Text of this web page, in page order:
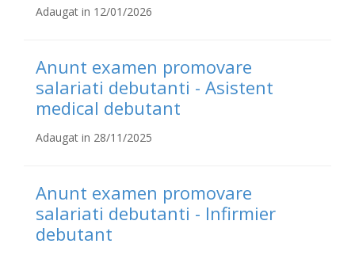
Adaugat in 12/01/2026
Anunt examen promovare
salariati debutanti - Asistent
medical debutant
Adaugat in 28/11/2025
Anunt examen promovare
salariati debutanti - Infirmier
debutant